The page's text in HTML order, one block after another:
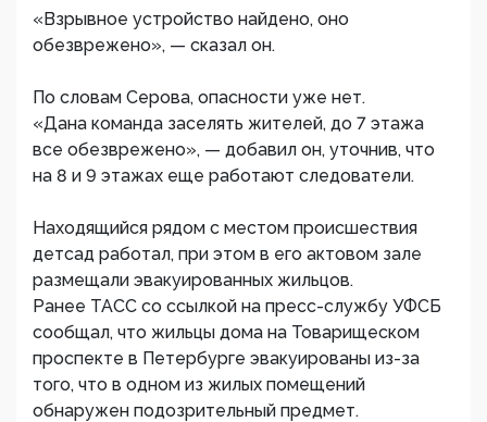
«Взрывное устройство найдено, оно
обезврежено», — сказал он.
По словам Серова, опасности уже нет.
«Дана команда заселять жителей, до 7 этажа
все обезврежено», — добавил он, уточнив, что
на 8 и 9 этажах еще работают следователи.
Находящийся рядом с местом происшествия
детсад работал, при этом в его актовом зале
размещали эвакуированных жильцов.
Ранее ТАСС со ссылкой на пресс-службу УФСБ
сообщал, что жильцы дома на Товарищеском
проспекте в Петербурге эвакуированы из-за
того, что в одном из жилых помещений
обнаружен подозрительный предмет.